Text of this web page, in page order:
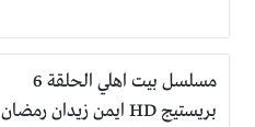
مسلسل بيت اهلي الحلقة 6
بريستيج HD ايمن زيدان رمضان